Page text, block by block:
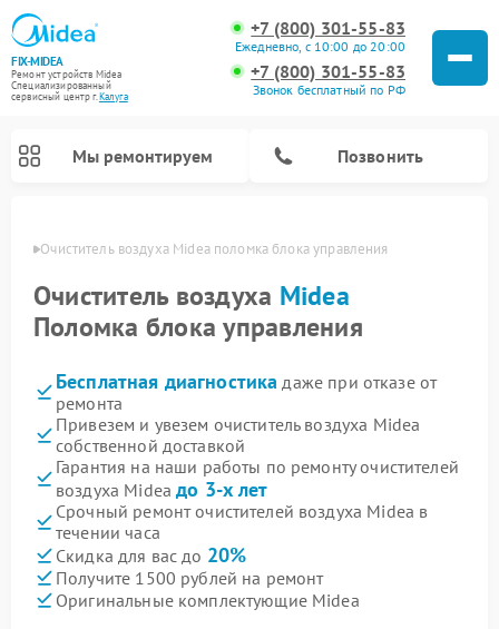
FIX-MIDEA
Ремонт устройств Midea
Специализированный
cервисный центр г.Калуга
+7 (800) 301-55-83
Ежедневно, с 10:00 до 20:00
+7 (800) 301-55-83
Звонок бесплатный по РФ
Мы ремонтируем Позвонить
Очиститель воздуха Midea поломка блока управления
Очиститель воздуха Midea
Поломка блока управления
Бесплатная диагностика даже при отказе от
ремонта
Привезем и увезем очиститель воздуха Midea
собственной доставкой
Гарантия на наши работы по ремонту очистителей
воздуха Mideaдо 3-х лет
Срочный ремонт очистителей воздуха Midea в
течении часа
Скидка для вас до 20%
Получите 1500 рублей на ремонт
Оригинальные комплектующие Midea